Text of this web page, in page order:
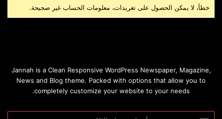
b
d
خطأ، لا يمكن الحصول على تغريدات، معلومات الحساب غير صحيحة.
Jannah is a Clean Responsive WordPress Newspaper, Magazine,
News and Blog theme. Packed with options that allow you to
completely customize your website to your needs.